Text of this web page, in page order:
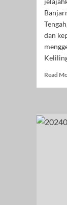
dan
Read